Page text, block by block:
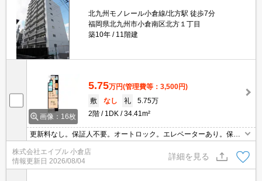
北九州モノレール小倉線/北方駅 徒歩7分
福岡県北九州市小倉南区北方１丁目
築10年
11階建
画像：16枚
5.75万円(管理費等：3,500円)
敷
なし 礼
5.75万
2階
1DK 34.41m²
更新料なし。保証人不要。オートロック。エレベーターあり。保証
株式会社エイブル 小倉店
情報更新日 2026/08/04
詳細を見る